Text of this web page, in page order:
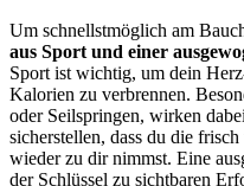
Um schnellstmöglich am
aus Sport und einer
Sport ist wichtig, um dein
Kalorien zu verbrennen.
oder Seilspringen, wirken
sicherstellen, dass du die
wieder zu dir nimmst. Eine
der Schlüssel zu sichtbaren